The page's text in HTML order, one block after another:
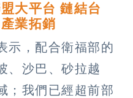
大平台 鏈結台
業拓銷
示，配合衛福部的
、沙巴、砂拉越
；我們已經超前部